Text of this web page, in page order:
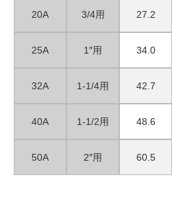
20A 3/4用 27.2
25A 1″用 34.0
32A 1-1/4用 42.7
40A 1-1/2用 48.6
50A 2″用 60.5